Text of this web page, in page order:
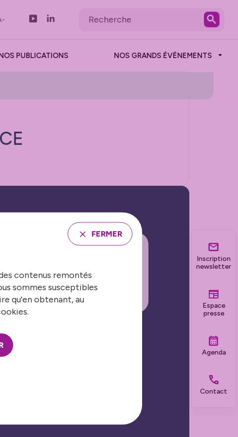
PUBLICATIONS NOS GRANDS ÉVÉNEMENTS
Inscription
newsletter
Espace
presse
Agenda
Contact
NEWSLETTER
FERMER
contenus remontés
sommes susceptibles
qu'en obtenant, au